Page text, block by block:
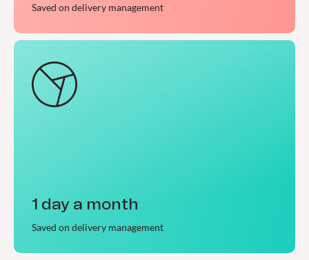
Saved on delivery management
1 day a month
Saved on delivery management